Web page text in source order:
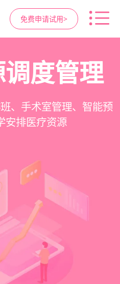
免费申请试用>
理系统
、咨询、手术安排、会
算全流程管理
度管理
、手术室管理、智能预
安排医疗资源
价值挖掘
轨迹追踪、个性化方案
长期价值挖掘
域运营
、项目套餐、裂变分
助力获客与转化